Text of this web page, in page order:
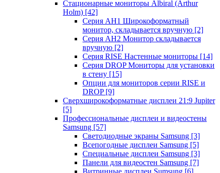
Стационарные мониторы Albiral (Arthur
Holm) [42]
Серия AH1 Широкоформатный
монитор, складывается вручную [2]
Серия AH2 Монитор складывается
вручную [2]
Серия RISE Настенные мониторы [14]
Серия DROP Мониторы для установки
в стену [15]
Опции для мониторов серии RISE и
DROP [9]
Сверхширокоформатные дисплеи 21:9 Jupiter
[5]
Профессиональные дисплеи и видеостены
Samsung [57]
Светодиодные экраны Samsung [3]
Всепогодные дисплеи Samsung [5]
Специальные дисплеи Samsung [3]
Панели для видеостен Samsung [7]
Витринные дисплеи Sumsung [6]